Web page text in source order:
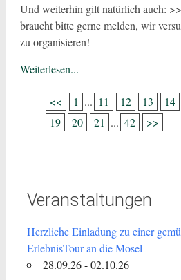
Und weiterhin gilt natürlich auch:
braucht bitte gerne melden, wir
zu organisieren!
Weiterlesen...
<< 1 ... 11 12 13 14
19
20 21 ... 42 >>
Veranstaltungen
Herzliche Einladung zu einer
ErlebnisTour an die Mosel
28.09.26 - 02.10.26